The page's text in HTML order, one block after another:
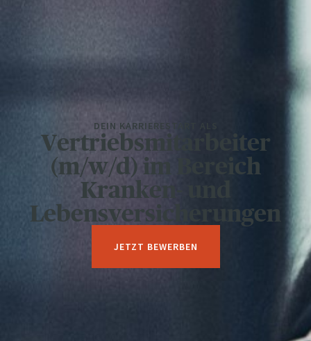
DEIN KARRIERESTART ALS
Vertriebsmitarbeiter
(m/w/d) im Bereich
Kranken- und
Lebensversicherungen
JETZT BEWERBEN